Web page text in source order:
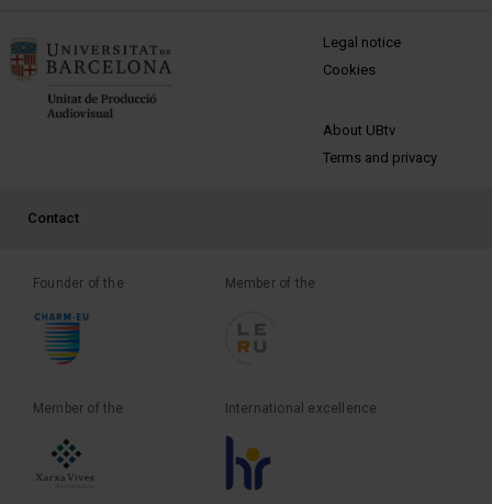
MENÚ PEU 1
Legal notice
Cookies
PEU 2
About UBtv
Terms and privacy
PEU 3
Contact
Founder of the Member of the
Member of the International excellence